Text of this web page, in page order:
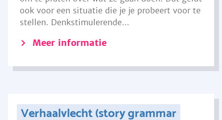
ook voor een situatie die je je probeert voor te
stellen. Denkstimulerende...
Meer informatie
Verhaalvlecht (story grammar